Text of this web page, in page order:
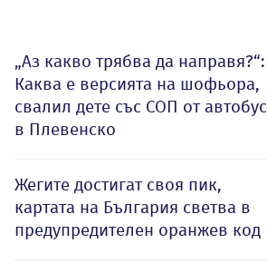
„Аз какво трябва да направя?“:
Каква е версията на шофьора,
свалил дете със СОП от автобус
в Плевенско
Жегите достигат своя пик,
картата на България светва в
предупредителен оранжев код